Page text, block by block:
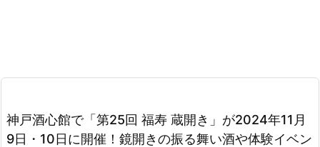
神戸酒心館で「第25回 福寿 蔵開き」が2024年11月
9日・10日に開催！鏡開きの振る舞い酒や体験イベン